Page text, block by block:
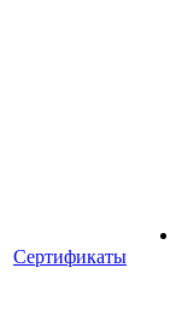
Сертификаты